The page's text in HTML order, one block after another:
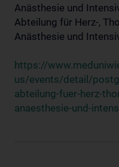
Anästhesie und
Abteilung für Herz-,
Anästhesie und
https://
us/events/detail/
abteilung-fuer-herz-
anaesthesie-und-